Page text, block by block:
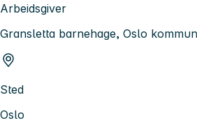
Arbeidsgiver
Gransletta barnehage, Oslo
Sted
Oslo